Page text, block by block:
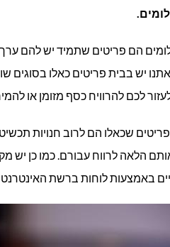
הם פריטים שתמיד יש להם
יש בבית פריטים כאלו בסוגים
לכם להרוויח כסף מזומן או
שכאלו הם לרוב חנויות
הלאה לרווח עבורם. כמו כן יש
באמצעות לוחות ברשת